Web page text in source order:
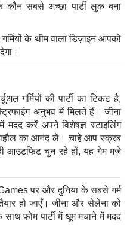
कौन सबसे अच्छा पार्टी लुक बना
के थीम वाला डिज़ाइन आपको
गर्मियों की पार्टी का टिकट है,
अनुभव में मिलते हैं। जीना
करें अपने विशेषज्ञ स्टाइलिंग
का आनंद लें। चाहे आप स्क्रब
आउटफिट चुन रहे हों, यह गेम मज़े
पर और दुनिया के सबसे गर्म
हो जाएँ। जीना और सेलेना को
फोम पार्टी में धूम मचाने में मदद